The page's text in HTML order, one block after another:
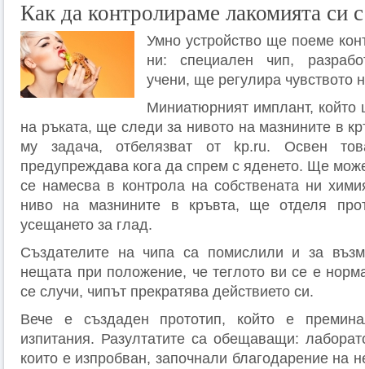
Как да контролираме лакомията си
Умно устройство ще поеме
ни: специален чип,
учени, ще регулира чувството
Миниатюрният имплант,
на ръката, ще следи за нивото на мазнините в
му задача, отбелязват от kp.ru. Освен
предупреждава кога да спрем с яденето. Ще
се намесва в контрола на собствената ни
ниво на мазнините в кръвта, ще отделя
усещането за глад.
Създателите на чипа са помислили и за
нещата при положение, че теглото ви се е
се случи, чипът прекратява действието си.
Вече е създаден прототип, който е
изпитания. Разултатите са обещаващи:
които е изпробван, започнали благодарение на